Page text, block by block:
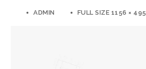
ADMIN FULL SIZE 1156 × 495